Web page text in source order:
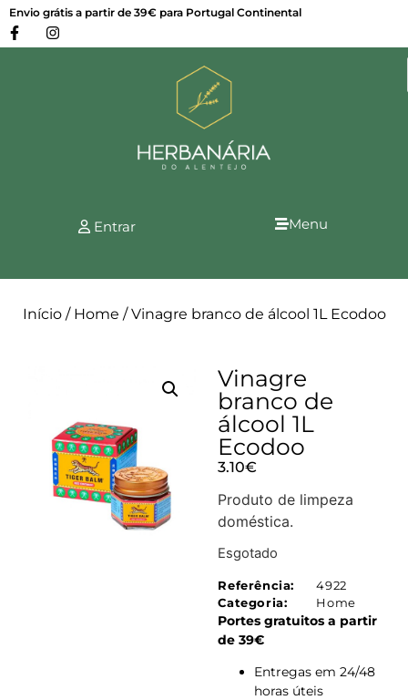
Envio grátis a partir de 39€ para Portugal Continental
Entrar Menu
Início/ Home / Vinagre branco de álcool 1L Ecodoo
Vinagre
branco de
álcool 1L
Ecodoo
3.10€
Produto de limpeza
doméstica.
Esgotado
Referência:
4922
Categoria:
Home
Portes gratuitos a partir
de 39€
Entregas em 24/48
horas úteis